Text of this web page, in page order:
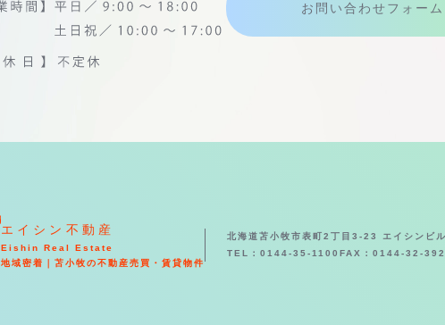
お問い合わせフォーム
エイシン不動産
Eishin Real Estate
地域密着｜苫小牧の不動産売買・賃貸物件
北海道苫小牧市表町2丁目3-23 エイシンビ
TEL：0144-35-1100 FAX：0144-32-